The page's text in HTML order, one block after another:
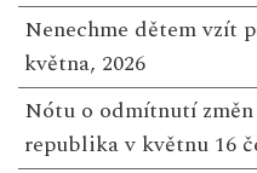
Nenechme dětem vzít
května, 2026
Nótu o odmítnutí
republika v květnu 16